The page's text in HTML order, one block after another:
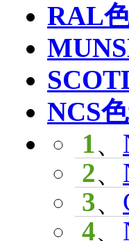
RAL
NCS
1、
2、
3、
4、